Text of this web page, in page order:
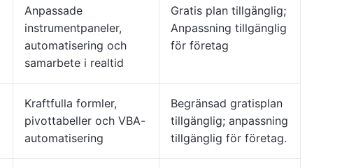
Anpassade
instrumentpaneler,
automatisering och
samarbete i realtid
Gratis plan tillgänglig;
Anpassning tillgänglig
för företag
Kraftfulla formler,
pivottabeller och VBA-
automatisering
Begränsad gratisplan
tillgänglig; anpassning
tillgänglig för företag.